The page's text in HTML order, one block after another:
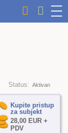
Status: Aktivan
Kupite pristup
za subjekt
28,00 EUR +
PDV